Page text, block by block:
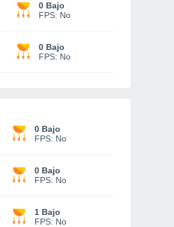
0 Bajo
FPS: No
0 Bajo
FPS: No
0 Bajo
FPS: No
0 Bajo
FPS: No
1 Bajo
FPS: No